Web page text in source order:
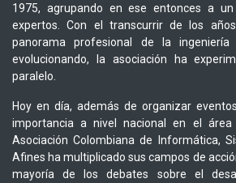
1975, agrupando en ese entonces a
expertos. Con el transcurrir de los
panorama profesional de la
evolucionando, la asociación ha
paralelo.
Hoy en día, además de organizar
importancia a nivel nacional en el
Asociación Colombiana de Informática,
Afines ha multiplicado sus campos de
mayoría de los debates sobre el